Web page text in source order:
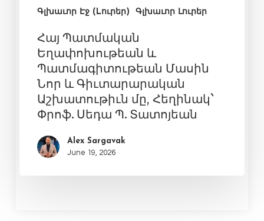
Գլխաւոր Էջ (Lուրեր) Գլխաւոր Լուրեր
Հայ Պատմական
Եղափոխութեան և
Պատմագիտութեան Մասին
Նոր և Գիւտարարական
Աշխատութիւն մը, Հեղինակ`
Փրոֆ. Սեդա Պ. Տատոյեան
Alex Sargavak
June 19, 2026